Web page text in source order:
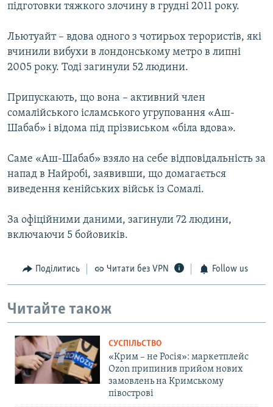
підготовки тяжкого злочину в грудні 2011 року.
Льютуайт – вдова одного з чотирьох терористів, які
вчинили вибухи в лондонському метро в липні
2005 року. Тоді загинули 52 людини.
Припускають, що вона – активний член
сомалійського ісламського угруповання «Аш-
Шабаб» і відома під прізвиськом «біла вдова».
Саме «Аш-Шабаб» взяло на себе відповідальність за
напад в Найробі, заявивши, що домагається
виведення кенійських військ із Сомалі.
За офіційними даними, загинули 72 людини,
включаючи 5 бойовиків.
Поділитись Читати без VPN Follow us
Читайте також
СУСПІЛЬСТВО
«Крим – не Росія»: маркетплейс
Ozon припинив прийом нових
замовлень на Кримському
півострові